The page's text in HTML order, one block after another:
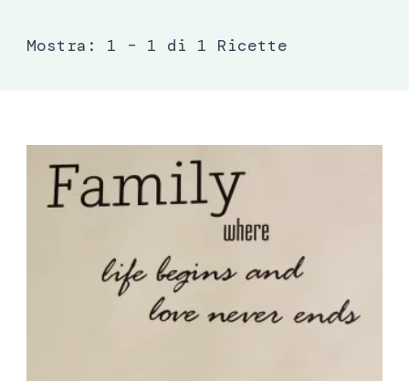
Mostra: 1 – 1 di 1 Ricette